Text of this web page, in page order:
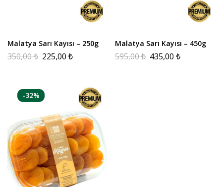
Malatya Sarı Kayısı – 250g
350,00₺ 225,00 ₺
Malatya Sarı Kayısı – 450g
595,00₺ 435,00 ₺
-32%